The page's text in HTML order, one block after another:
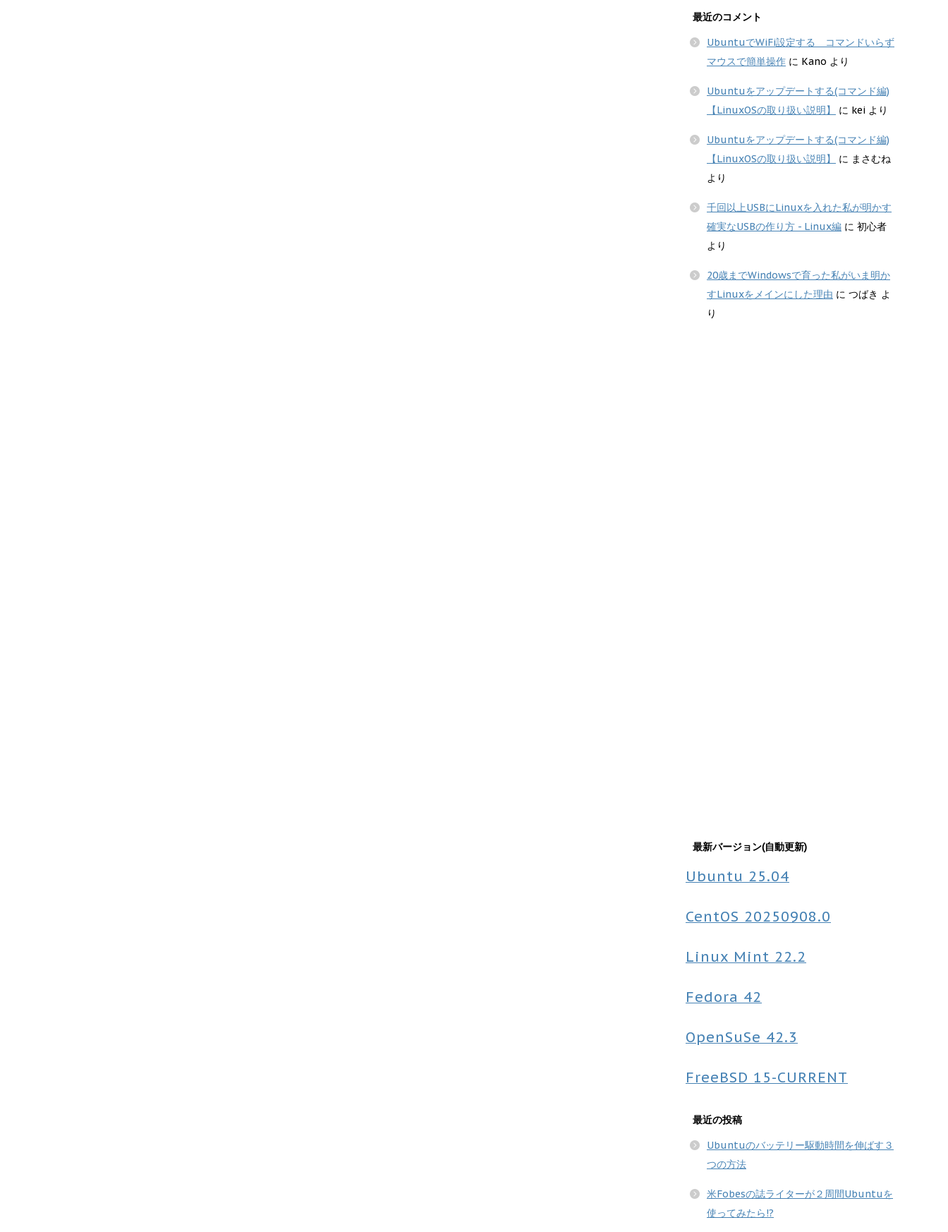
最近のコメント
UbuntuでWiFi設定する コマンドいらず
マウスで簡単操作 に Kano より
Ubuntuをアップデートする(コマンド編)
【LinuxOSの取り扱い説明】
に kei より
Ubuntuをアップデートする(コマンド編)
【LinuxOSの取り扱い説明】
に まさむね
より
千回以上USBにLinuxを入れた私が明かす
確実なUSBの作り方 - Linux編 に 初心者
より
20歳までWindowsで育った私がいま明か
すLinuxをメインにした理由 に つばき よ
り
最新バージョン(自動更新)
Ubuntu 25.04
CentOS 20250908.0
Linux Mint 22.2
Fedora 42
OpenSuSe 42.3
FreeBSD 15-CURRENT
最近の投稿
Ubuntuのバッテリー駆動時間を伸ばす３
つの方法
米Fobesの誌ライターが２周間Ubuntuを
使ってみたら!?